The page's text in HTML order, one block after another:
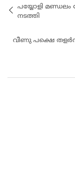
പയ്യോളി മണ്ഡലം
നടത്തി
വീണു പക്ഷെ